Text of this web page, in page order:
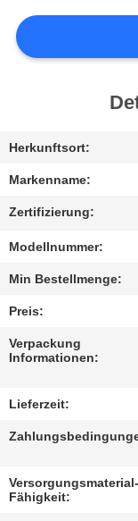
BITTE
UM
EIN
ANGEBOT
SITEMAP
Herkunftsort:
Markenname:
Zertifizierung:
Modellnummer:
Min Bestellmenge:
Preis:
Verpackung
Informationen:
Lieferzeit:
Versorgungsmaterial-
Fähigkeit: